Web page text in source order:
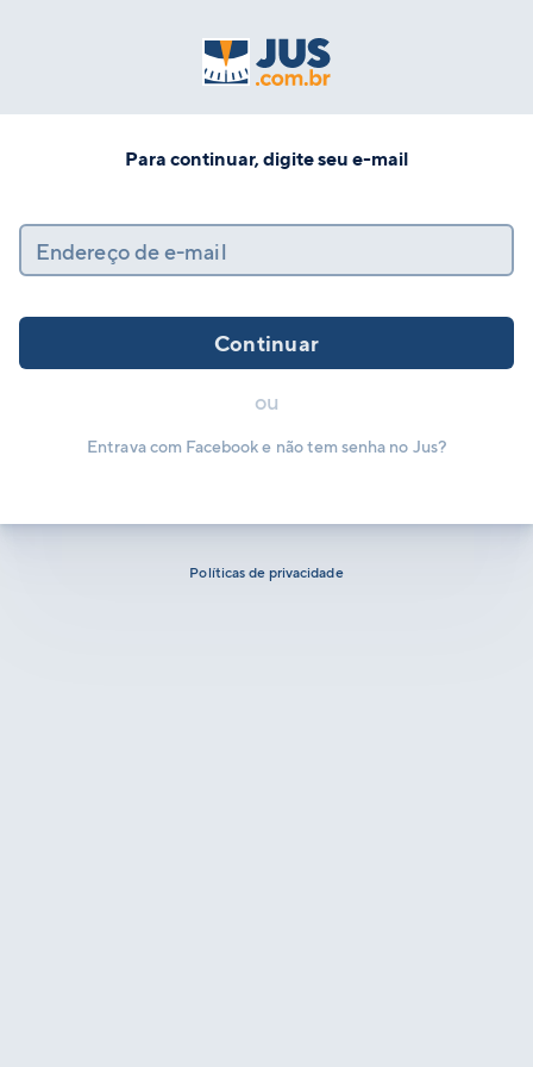
Para continuar, digite seu e-mail
Endereço de e-mail
Continuar
ou
Entrava com Facebook e não tem senha no Jus?
Políticas de privacidade